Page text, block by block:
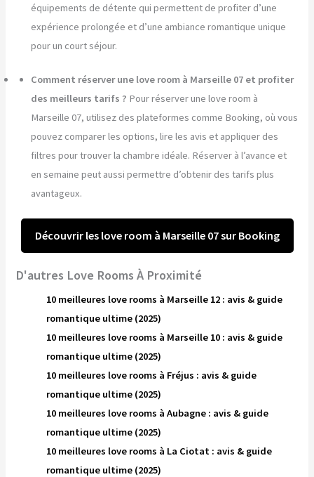
équipements de détente qui permettent de profiter d’une
expérience prolongée et d’une ambiance romantique unique
pour un court séjour.
Comment réserver une love room à Marseille 07 et profiter
des meilleurs tarifs ? Pour réserver une love room à
Marseille 07, utilisez des plateformes comme Booking, où vous
pouvez comparer les options, lire les avis et appliquer des
filtres pour trouver la chambre idéale. Réserver à l’avance et
en semaine peut aussi permettre d’obtenir des tarifs plus
avantageux.
Découvrir les love room à Marseille 07 sur Booking
D'autres Love Rooms À Proximité
10 meilleures love rooms à Marseille 12 : avis & guide
romantique ultime (2025)
10 meilleures love rooms à Marseille 10 : avis & guide
romantique ultime (2025)
10 meilleures love rooms à Fréjus : avis & guide
romantique ultime (2025)
10 meilleures love rooms à Aubagne : avis & guide
romantique ultime (2025)
10 meilleures love rooms à La Ciotat : avis & guide
romantique ultime (2025)